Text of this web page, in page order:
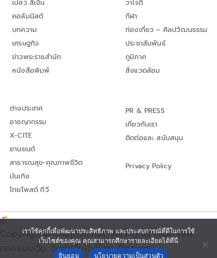
เปลว สีเงิน
คอลัมนิสต์
บทความ
เศรษฐกิจ
ข่าวพระราชสำนัก
หนังสือพิมพ์
วาไรตี้
กีฬา
ท่องเที่ยว – ศิลปวัฒนธรรม
ประชาสัมพันธ์
ภูมิภาค
สิ่งแวดล้อม
ต่างประเทศ
อาชญากรรม
X-CITE
ยานยนต์
สาธารณสุข-คุณภาพชีวิต
บันเทิง
ไทยโพสต์ ทีวี
PR & PRESS
เกี่ยวกับเรา
ติดต่อและ สนับสนุน
Privacy Policy
Copyright© thaipost.net, All rights reserved.,
ออกแบบเว็บ จัดทำเว็บไซต์โดย iDesign
เราใช้คุกกี้เพื่อพัฒนาประสิทธิภาพ และประสบการณ์ที่ดีในการใช้
เว็บไซต์ของคุณ คุณสามารถศึกษารายละเอียดได้ที่นี่
ยินยอม
นโยบายความเป็นส่วนตัว